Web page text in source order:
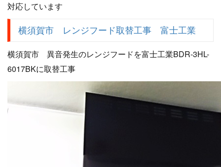
対応しています
横須賀市 レンジフード取替工事 富士工業
横須賀市 異音発生のレンジフードを富士工業BDR-3HL-
6017BKに取替工事